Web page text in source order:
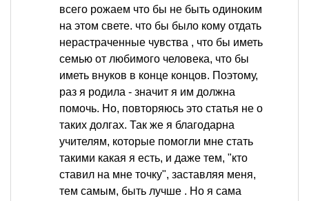
всего рожаем что бы не быть одиноким
на этом свете. что бы было кому отдать
нерастраченные чувства , что бы иметь
семью от любимого человека, что бы
иметь внуков в конце концов. Поэтому,
раз я родила - значит я им должна
помочь. Но, повторяюсь это статья не о
таких долгах. Так же я благодарна
учителям, которые помогли мне стать
такими какая я есть, и даже тем, "кто
ставил на мне точку", заставляя меня,
тем самым, быть лучше . Но я сама